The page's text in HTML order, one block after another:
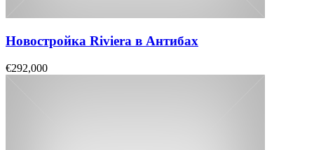
Новостройка Riviera в Антибах
€292,000